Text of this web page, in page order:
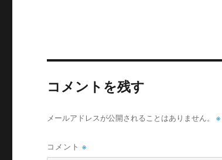
コメントを残す
メールアドレスが公開されることはありません。 ※
コメント※